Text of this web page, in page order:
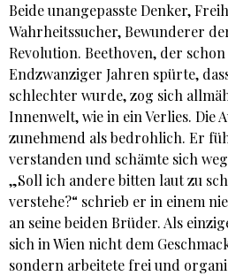
Beide unangepasste Denker,
Wahrheitssucher, Bewunderer
Revolution. Beethoven, der
Endzwanziger Jahren spürte,
schlechter wurde, zog sich
Innenwelt, wie in ein Verlies. Die
zunehmend als bedrohlich. Er
verstanden und schämte sich
„Soll ich andere bitten laut zu
verstehe?“ schrieb er in einem
an seine beiden Brüder. Als
sich in Wien nicht dem
sondern arbeitete frei und